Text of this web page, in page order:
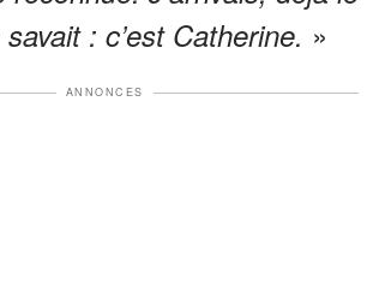
: c’est Catherine. »
ANNONCES